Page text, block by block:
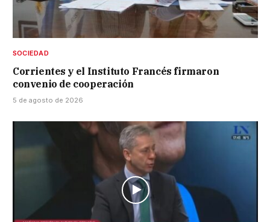
SOCIEDAD
Corrientes y el Instituto Francés firmaron
convenio de cooperación
5 de agosto de 2026